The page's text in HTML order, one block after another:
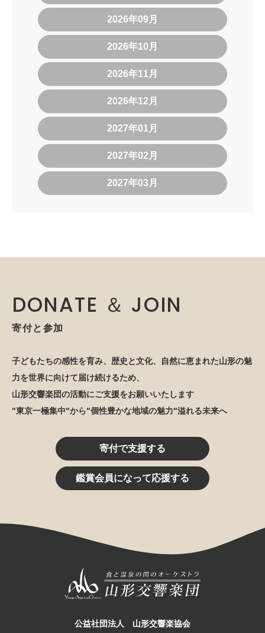
2026年09月
2026年10月
2026年11月
2026年12月
2027年01月
2027年02月
2027年03月
DONATE ＆ JOIN
寄付と参加
子どもたちの感性を育み、歴史と文化、自然に恵まれた山形の魅
力を世界に向けて届け続けるため、
山形交響楽団の活動にご支援をお願いいたします
"東京一極集中"から"個性豊かな地域の魅力"溢れる未来へ
寄付で支援する
鑑賞会員になって応援する
公益社団法人 山形交響楽協会